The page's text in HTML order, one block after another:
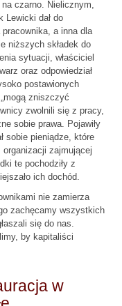
czarno. Nielicznym,
Lewicki dał do
a inna dla
niższych składek do
sytuacji, właściciel
oraz odpowiedział
postawionych
zniszczyć
zwolnili się z pracy,
sobie prawa. Pojawiły
sobie pieniądze, które
organizacji zajmującej
te pochodziły z
ich dochód.
nie zamierza
zachęcamy wszystkich
się do nas.
by kapitaliści
w